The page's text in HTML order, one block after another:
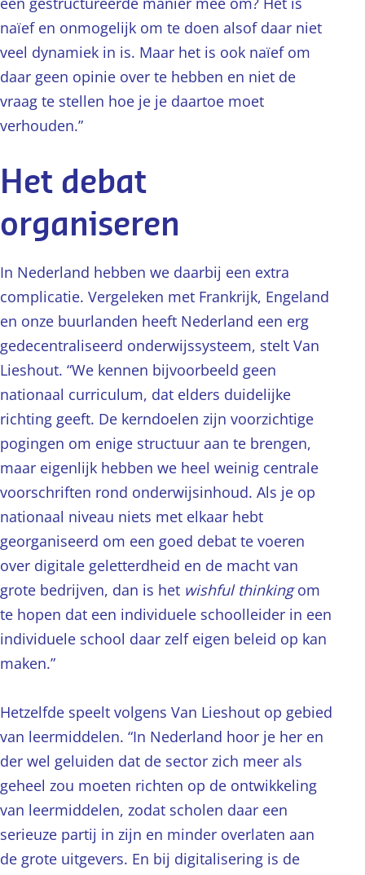
naïef en onmogelijk om te doen alsof daar niet
veel dynamiek in is. Maar het is ook naïef om
daar geen opinie over te hebben en niet de
vraag te stellen hoe je je daartoe moet
verhouden.”
Het debat
organiseren
In Nederland hebben we daarbij een extra
complicatie. Vergeleken met Frankrijk, Engeland
en onze buurlanden heeft Nederland een erg
gedecentraliseerd onderwijssysteem, stelt Van
Lieshout. “We kennen bijvoorbeeld geen
nationaal curriculum, dat elders duidelijke
richting geeft. De kerndoelen zijn voorzichtige
pogingen om enige structuur aan te brengen,
maar eigenlijk hebben we heel weinig centrale
voorschriften rond onderwijsinhoud. Als je op
nationaal niveau niets met elkaar hebt
georganiseerd om een goed debat te voeren
over digitale geletterdheid en de macht van
grote bedrijven, dan is het wishful thinkingom
te hopen dat een individuele schoolleider in een
individuele school daar zelf eigen beleid op kan
maken.”
Hetzelfde speelt volgens Van Lieshout op gebied
van leermiddelen. “In Nederland hoor je her en
der wel geluiden dat de sector zich meer als
geheel zou moeten richten op de ontwikkeling
van leermiddelen, zodat scholen daar een
serieuze partij in zijn en minder overlaten aan
de grote uitgevers. En bij digitalisering is de